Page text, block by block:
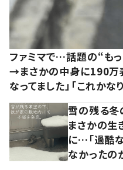
ファミマで…話題の“も
→まさかの中身に190万
なってました」「これかな
雪の残る冬
まさかの
に…「過酷
なかったの